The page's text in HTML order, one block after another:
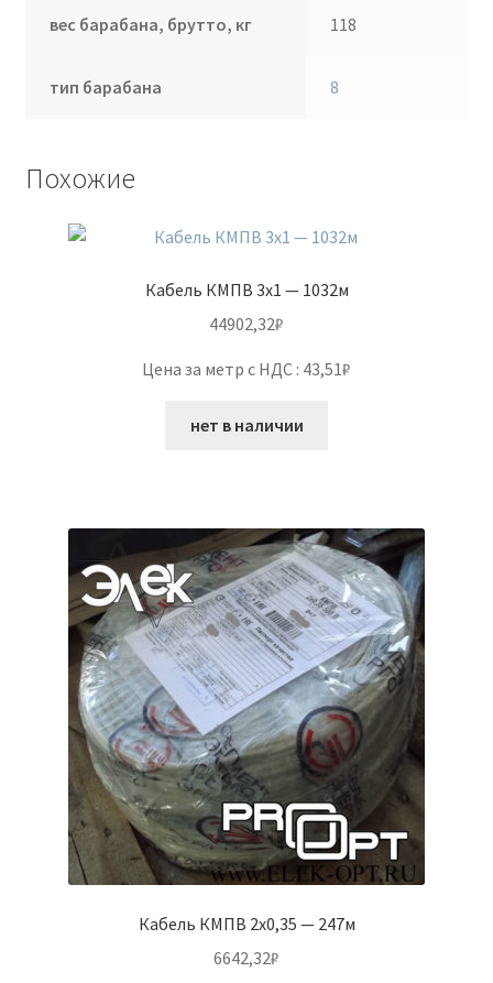
вес барабана, брутто, кг 118
тип барабана 8
Похожие
Кабель КМПВ 3х1 — 1032м
44902,32₽
Цена за метр с НДС : 43,51₽
нет в наличии
Кабель КМПВ 2х0,35 — 247м
6642,32₽